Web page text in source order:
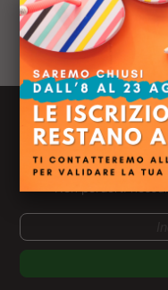
Ruolo:Psicologo
Profilo LinkedIN:
Ricevi le
Non perderti